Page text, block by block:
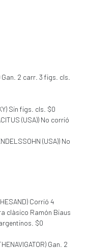
Gan. 2 carr. 3 figs. cls.
Sin figs. cls. $0
(USA)) No corrió
(USA)) No
Corrió 4
clàsico Ramón Biaus
$0
Gan. 2